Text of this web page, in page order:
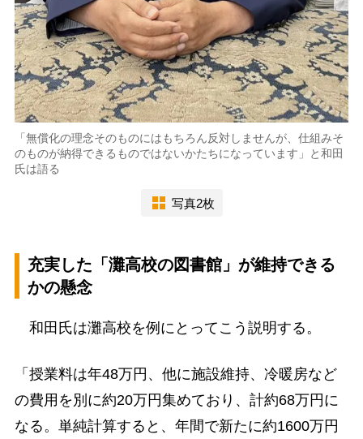
「無償化の理念そのものにはもちろん反対しませんが、仕組みそ
のものが納得できるものではないかたちになっています」と和田
氏は語る
写真2枚
充実した「灘高校の図書館」が維持できる
かの懸念
和田氏は灘高校を例にとってこう説明する。
「授業料は年48万円、他に施設維持、冷暖房など
の費用を別に約20万円集めており、計約68万円に
なる。単純計算すると、年間で新たに約1600万円